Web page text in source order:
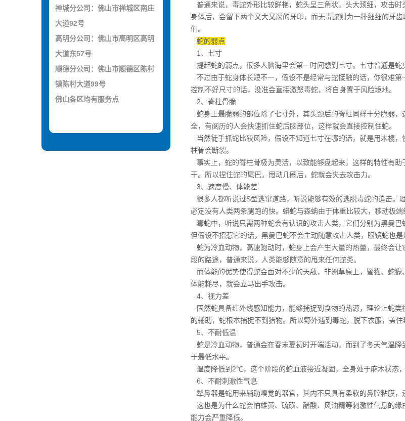
禅城分公司：佛山市禅城区南庄
大道92号
高明分公司：佛山市高明区高明
大道东57号
顺德分公司：佛山市顺德区陈村
镇陈村大道99号
佛山各区均有服务点
普通来说，毒蛇外形比较鲜艳，蛇头呈三角状，头大颈细，攻击
身体后，会留下两个又大又深的牙印，而无毒蛇则为一排细细的牙
们。
蛇的弱点
1、七寸
提起蛇的弱点，很多人脑海里会第一时间想到七寸。七寸普通是蛇
不过由于蛇身体长短不一，假设不是经常与蛇接触的话，你很难
控制不好尺寸的话，没准会直接激怒毒蛇，将自身置于风险境地。
2、脊柱骨脆
蛇身上最脆弱的部位除了七寸外，其头颈后的脊柱同样十分脆弱
全，有阅历的人会快速抓住蛇后脑部位，这样就会直接控制住蛇。
当然徒手抓蛇比较风险，假设不知道七寸在哪的话，就是用木棍
柱骨会断裂。
事实上，蛇的脊柱骨极为灵活，以致能够盘起来，这样的特性有
干。所以捏住蛇的尾巴，甩动几圈后，蛇就会失去攻击力。
3、速度慢、体能差
很多人都听说过S型逃窜道路，听说能够有效的逃脱毒蛇的追击。
必定没有人类两条腿跑的快。蟒蛇与森蚺由于体重比较大，移动极端
毒蛇中，听说只需两种蛇会有认识的攻击人类，它们分别为黑曼
但假设不招惹它的话，黑曼巴蛇不会主动随意攻击人类，眼镜蛇也是
蛇为冷血动物，高速跑动时，蛇身上会产生大量的热量，最终会
段的路途，普通来说，人类能够随意的甩来任何蛇类。
而体能的优势使得蛇会面对不少的天敌，非洲草原上，蜜獾、蛇
体能耗尽，就会立马出手攻击。
4、视力差
固然蛇具备红外线感知能力，能够捕捉到食物的热源，理论上蛇
的辅助，蛇根本捕捉不到猎物。所以野外遇到毒蛇，脱下衣服，盖住
5、不耐低温
蛇是冷血动物，普通会在春末夏初时开端活动，而到了冬天气温
于最低水平。
温度降低到2℃，这个阶段的蛇血液接近凝固，全身处于麻木状态
6、不耐刺激性气息
犁鼻器是蛇用来辅助嗅觉的器官，其内不只具有柔软的鼻腔粘膜
这也是为什么蛇会怕雄黄、硫磺、醋酸、风油精等刺激性气息的缘
能力会严重降低。